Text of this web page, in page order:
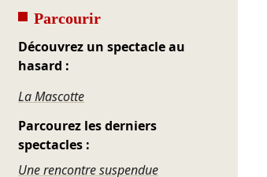
Parcourir
Découvrez un spectacle au
hasard :
La Mascotte
Parcourez les derniers
spectacles :
Une rencontre suspendue